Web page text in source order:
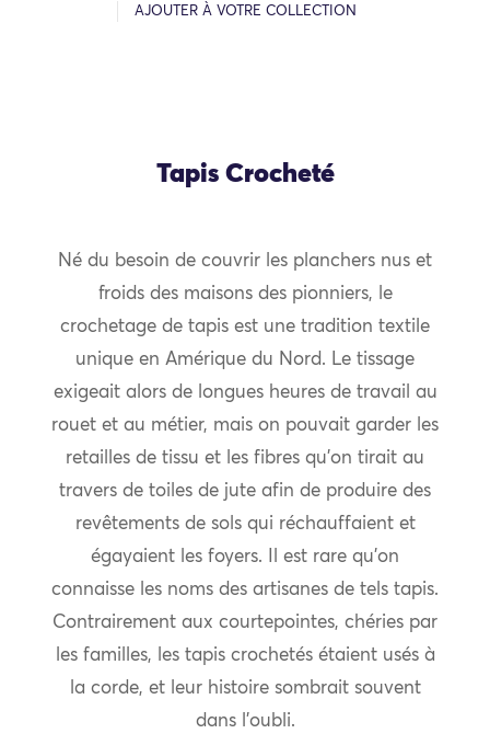
AJOUTER À VOTRE COLLECTION
Tapis Crocheté
Né du besoin de couvrir les planchers nus et
froids des maisons des pionniers, le
crochetage de tapis est une tradition textile
unique en Amérique du Nord. Le tissage
exigeait alors de longues heures de travail au
rouet et au métier, mais on pouvait garder les
retailles de tissu et les fibres qu’on tirait au
travers de toiles de jute afin de produire des
revêtements de sols qui réchauffaient et
égayaient les foyers. Il est rare qu’on
connaisse les noms des artisanes de tels tapis.
Contrairement aux courtepointes, chéries par
les familles, les tapis crochetés étaient usés à
la corde, et leur histoire sombrait souvent
dans l’oubli.